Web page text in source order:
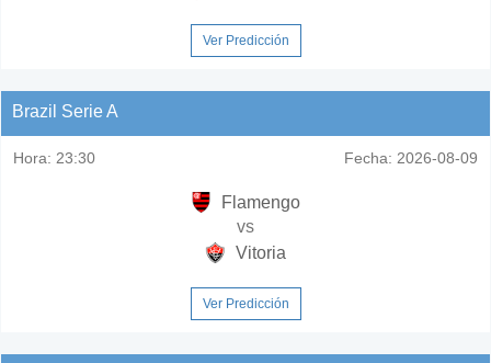
Ver Predicción
Brazil Serie A
Hora: 23:30 Fecha: 2026-08-09
Flamengo
vs
Vitoria
Ver Predicción